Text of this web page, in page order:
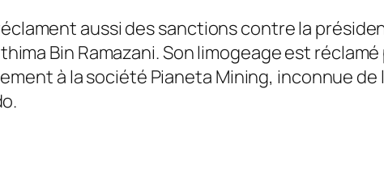
aussi des sanctions contre la
Bin Ramazani. Son limogeage est
à la société Pianeta Mining, inconnue